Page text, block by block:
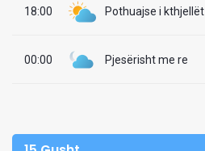
18:00 Pothuajse i kthjellët
00:00 Pjesërisht me re